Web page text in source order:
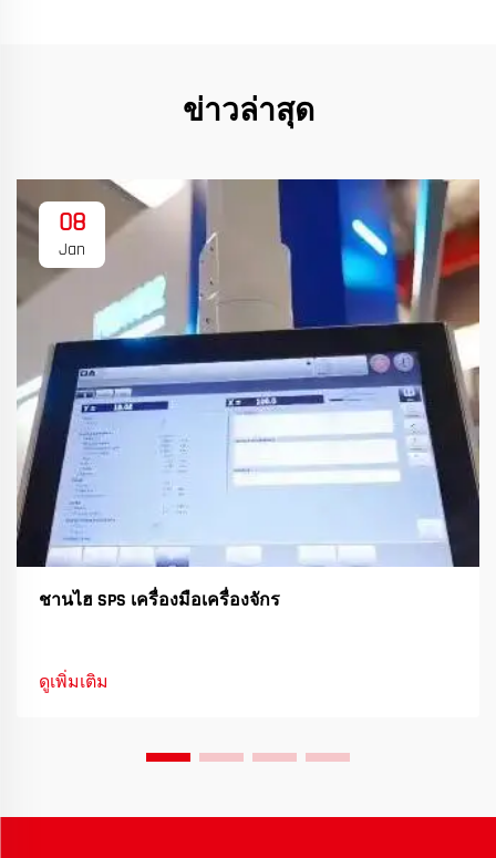
ข่าวล่าสุด
08
Jan
ชานไฮ SPS เครื่องมือเครื่องจักร
ดูเพิ่มเติม